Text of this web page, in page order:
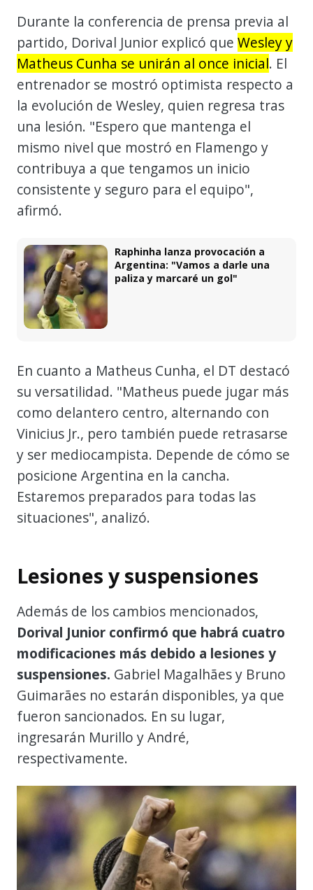
Durante la conferencia de prensa previa al
partido, Dorival Junior explicó que Wesley y
Matheus Cunha se unirán al once inicial. El
entrenador se mostró optimista respecto a
la evolución de Wesley, quien regresa tras
una lesión. "Espero que mantenga el
mismo nivel que mostró en Flamengo y
contribuya a que tengamos un inicio
consistente y seguro para el equipo",
afirmó.
Raphinha lanza provocación a
Argentina: "Vamos a darle una
paliza y marcaré un gol"
En cuanto a Matheus Cunha, el DT destacó
su versatilidad. "Matheus puede jugar más
como delantero centro, alternando con
Vinicius Jr., pero también puede retrasarse
y ser mediocampista. Depende de cómo se
posicione Argentina en la cancha.
Estaremos preparados para todas las
situaciones", analizó.
Lesiones y suspensiones
Además de los cambios mencionados,
Dorival Junior confirmó que habrá cuatro
modificaciones más debido a lesiones y
suspensiones. Gabriel Magalhães y Bruno
Guimarães no estarán disponibles, ya que
fueron sancionados. En su lugar,
ingresarán Murillo y André,
respectivamente.